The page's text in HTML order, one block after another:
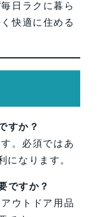
日ラクに暮ら
快適に住める
すか？
。必須ではあ
になります。
ですか？
ウトドア用品